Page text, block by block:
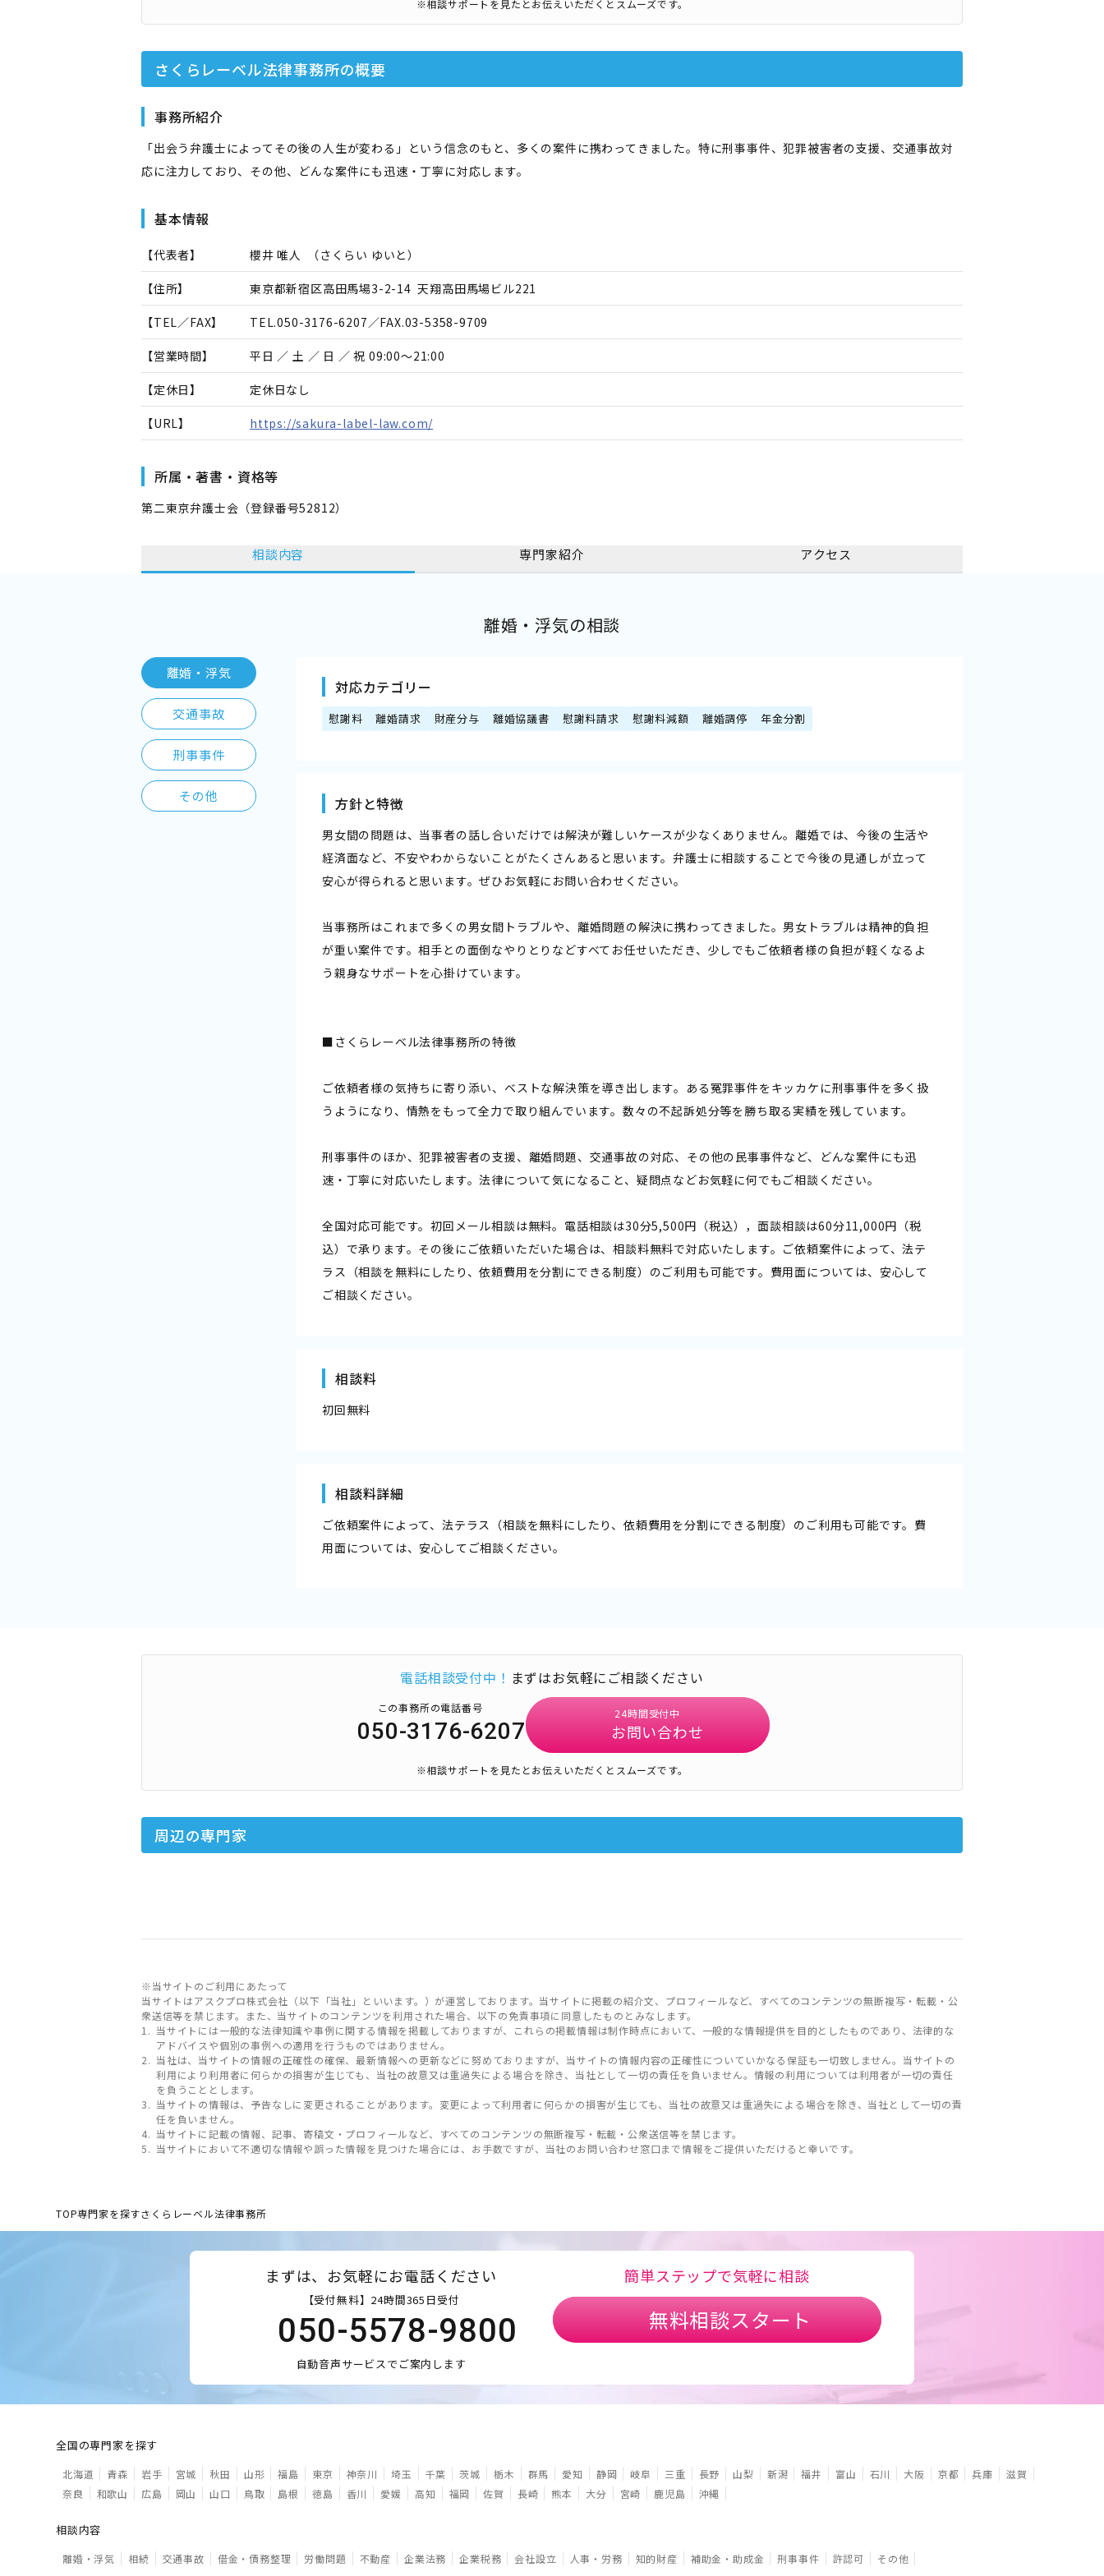
※相談サポートを見たとお伝えいただくとスムーズです。
さくらレーベル法律事務所の概要
事務所紹介
「出会う弁護士によってその後の人生が変わる」という信念のもと、多くの案件に携わってきました。特に刑事事件、犯罪被害者の支援、交通事故対
応に注力しており、その他、どんな案件にも迅速・丁寧に対応します。
基本情報
【代表者】 櫻井 唯人 （さくらい ゆいと）
【住所】 東京都新宿区高田馬場3-2-14 天翔高田馬場ビル221
【TEL／FAX】 TEL.050-3176-6207／FAX.03-5358-9709
【営業時間】 平日 ／ 土 ／ 日 ／ 祝 09:00～21:00
【定休日】 定休日なし
【URL】 https://sakura-label-law.com/
所属・著書・資格等
第二東京弁護士会（登録番号52812）
相談内容 専門家紹介 アクセス
離婚・浮気の相談
離婚・浮気
交通事故
刑事事件
その他
対応カテゴリー
慰謝料 離婚請求 財産分与 離婚協議書 慰謝料請求 慰謝料減額 離婚調停 年金分割
方針と特徴
男女間の問題は、当事者の話し合いだけでは解決が難しいケースが少なくありません。離婚では、今後の生活や
経済面など、不安やわからないことがたくさんあると思います。弁護士に相談することで今後の見通しが立って
安心が得られると思います。ぜひお気軽にお問い合わせください。
当事務所はこれまで多くの男女間トラブルや、離婚問題の解決に携わってきました。男女トラブルは精神的負担
が重い案件です。相手との面倒なやりとりなどすべてお任せいただき、少しでもご依頼者様の負担が軽くなるよ
う親身なサポートを心掛けています。
■さくらレーベル法律事務所の特徴
ご依頼者様の気持ちに寄り添い、ベストな解決策を導き出します。ある冤罪事件をキッカケに刑事事件を多く扱
うようになり、情熱をもって全力で取り組んでいます。数々の不起訴処分等を勝ち取る実績を残しています。
刑事事件のほか、犯罪被害者の支援、離婚問題、交通事故の対応、その他の民事事件など、どんな案件にも迅
速・丁寧に対応いたします。法律について気になること、疑問点などお気軽に何でもご相談ください。
全国対応可能です。初回メール相談は無料。電話相談は30分5,500円（税込），面談相談は60分11,000円（税
込）で承ります。その後にご依頼いただいた場合は、相談料無料で対応いたします。ご依頼案件によって、法テ
ラス（相談を無料にしたり、依頼費用を分割にできる制度）のご利用も可能です。費用面については、安心して
ご相談ください。
相談料
初回無料
相談料詳細
ご依頼案件によって、法テラス（相談を無料にしたり、依頼費用を分割にできる制度）のご利用も可能です。費
用面については、安心してご相談ください。
電話相談受付中！ まずはお気軽にご相談ください
この事務所の電話番号
050-3176-6207
24時間受付中
お問い合わせ
※相談サポートを見たとお伝えいただくとスムーズです。
周辺の専門家
※当サイトのご利用にあたって
当サイトはアスクプロ株式会社（以下「当社」といいます。）が運営しております。当サイトに掲載の紹介文、プロフィールなど、すべてのコンテンツの無断複写・転載・公
衆送信等を禁じます。また、当サイトのコンテンツを利用された場合、以下の免責事項に同意したものとみなします。
当サイトには一般的な法律知識や事例に関する情報を掲載しておりますが、これらの掲載情報は制作時点において、一般的な情報提供を目的としたものであり、法律的な
アドバイスや個別の事例への適用を行うものではありません。
当社は、当サイトの情報の正確性の確保、最新情報への更新などに努めておりますが、当サイトの情報内容の正確性についていかなる保証も一切致しません。当サイトの
利用により利用者に何らかの損害が生じても、当社の故意又は重過失による場合を除き、当社として一切の責任を負いません。情報の利用については利用者が一切の責任
を負うこととします。
当サイトの情報は、予告なしに変更されることがあります。変更によって利用者に何らかの損害が生じても、当社の故意又は重過失による場合を除き、当社として一切の責
任を負いません。
当サイトに記載の情報、記事、寄稿文・プロフィールなど、すべてのコンテンツの無断複写・転載・公衆送信等を禁じます。
当サイトにおいて不適切な情報や誤った情報を見つけた場合には、お手数ですが、当社のお問い合わせ窓口まで情報をご提供いただけると幸いです。
TOP専門家を探すさくらレーベル法律事務所
まずは、お気軽にお電話ください
【受付無料】24時間365日受付
050-5578-9800
自動音声サービスでご案内します
簡単ステップで気軽に相談
無料相談スタート
全国の専門家を探す
北海道 青森 岩手 宮城 秋田 山形 福島 東京 神奈川 埼玉 千葉 茨城 栃木 群馬 愛知 静岡 岐阜 三重 長野 山梨 新潟 福井 富山 石川 大阪 京都 兵庫
滋賀
奈良
和歌山 広島 岡山 山口 鳥取 島根 徳島 香川 愛媛 高知 福岡 佐賀 長崎 熊本 大分 宮崎 鹿児島 沖縄
相談内容
離婚・浮気 相続 交通事故 借金・債務整理 労働問題 不動産 企業法務 企業税務 会社設立 人事・労務 知的財産 補助金・助成金 刑事事件 許認可 その他